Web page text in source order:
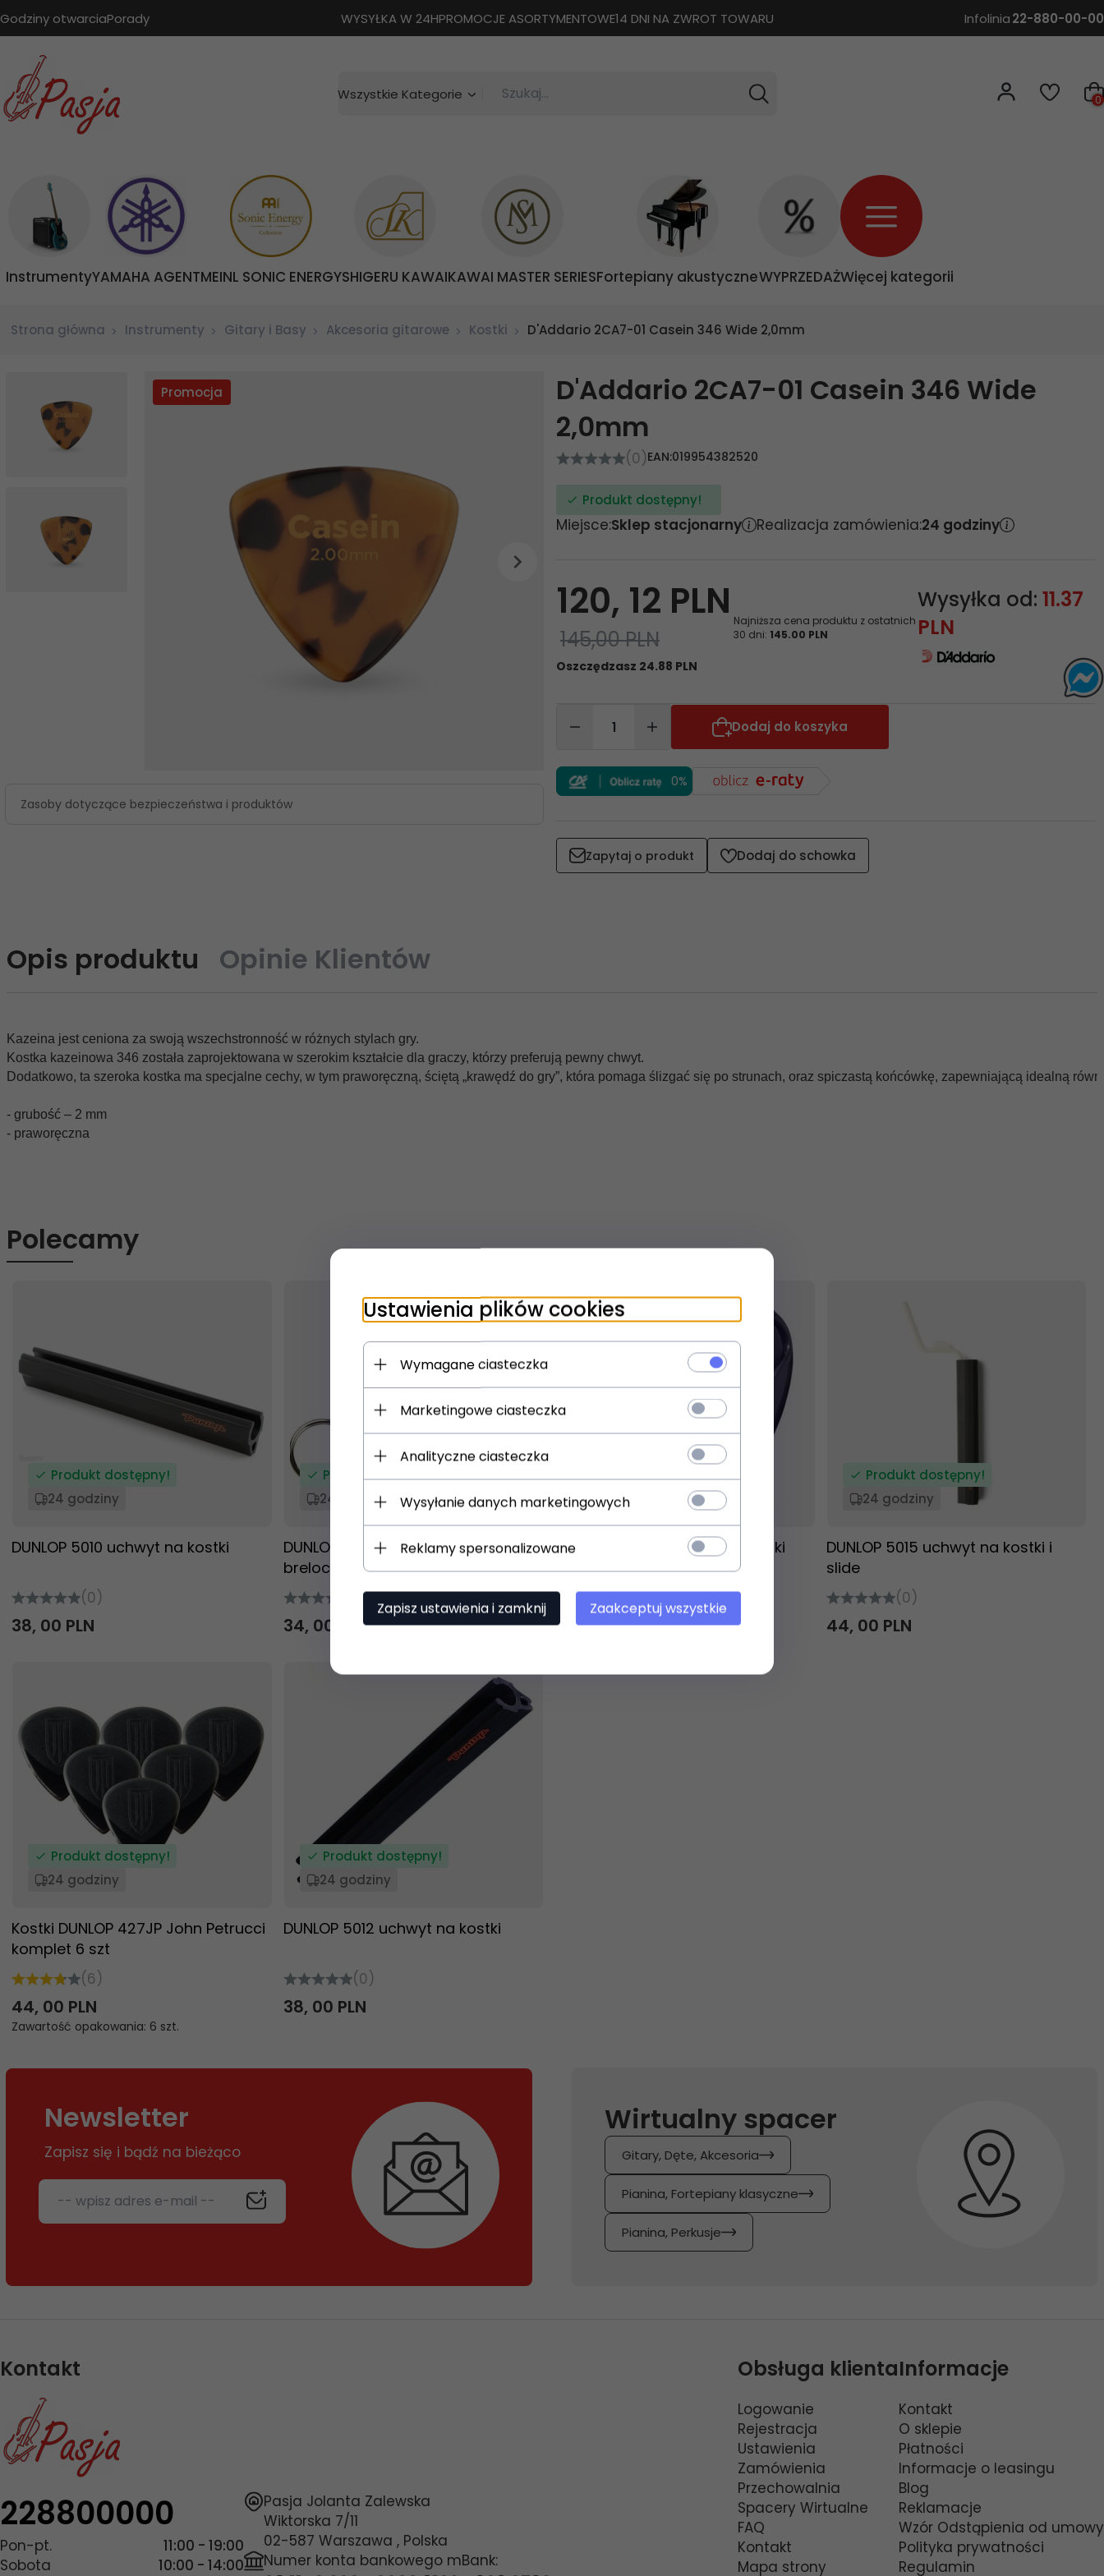
Godziny otwarciaPorady WYSYŁKA W 24HPROMOCJE ASORTYMENTOWE14 DNI NA ZWROT TOWARU Infolinia22-880-00-00
categories_searcher
Wszystkie Kategorie Szukaj... 0
InstrumentyYAMAHA AGENTMEINL SONIC ENERGYSHIGERU KAWAIKAWAI MASTER SERIESFortepiany akustyczneWYPRZEDAŻWięcej kategorii
Strona główna Instrumenty Gitary i Basy Akcesoria gitarowe Kostki D'Addario 2CA7-01 Casein 346 Wide 2,0mm
Promocja
Zasoby dotyczące bezpieczeństwa i produktów
D'Addario 2CA7-01 Casein 346 Wide
2,0mm
(0)EAN:019954382520
Produkt dostępny!
Miejsce:Sklep stacjonarny Realizacja zamówienia:24 godziny
120, 12 PLN
145,00 PLN
Oszczędzasz 24.88 PLN
Najniższa cena produktu z ostatnich
30 dni: 145.00 PLN
Wysyłka od: 11.37
PLN
Dodaj do koszyka
0%
Zapytaj o produkt Dodaj do schowka
Opis produktu Opinie Klientów
Kazeina jest ceniona za swoją wszechstronność w różnych stylach gry.
Kostka kazeinowa 346 została zaprojektowana w szerokim kształcie dla graczy, którzy preferują pewny chwyt.
- grubość – 2 mm
- praworęczna
Polecamy
Produkt dostępny!
24 godziny
DUNLOP 5010 uchwyt na kostki
(0)
38, 00 PLN
Produkt dostępny!
24 godziny
DUNLOP 5200 uchwyt na kostki
breloczek
(0)
34, 00 PLN
Produkt dostępny!
24 godziny
DUNLOP 5006J uchwyt na kostki
(0)
21, 00PLN
Produkt dostępny!
24 godziny
DUNLOP 5015 uchwyt na kostki i
slide
(0)
44, 00 PLN
Produkt dostępny!
24 godziny
Kostki DUNLOP 427JP John Petrucci
komplet 6 szt
(6)
44, 00 PLN
Zawartość opakowania: 6 szt.
Produkt dostępny!
24 godziny
DUNLOP 5012 uchwyt na kostki
(0)
38, 00 PLN
Newsletter
Zapisz się i bądź na bieżąco
-- wpisz adres e-mail --
Wirtualny spacer
Gitary, Dęte, Akcesoria
Pianina, Fortepiany klasyczne
Pianina, Perkusje
Kontakt
228800000
Pon-pt.
11:00 - 19:00
Sobota
10:00 - 14:00
Pasja Jolanta Zalewska
Wiktorska 7/11
02-587 Warszawa , Polska
Numer konta bankowego mBank:
Obsługa klienta
Logowanie
Rejestracja
Ustawienia
Zamówienia
Przechowalnia
Spacery Wirtualne
FAQ
Kontakt
Mapa strony
Informacje
Kontakt
O sklepie
Płatności
Informacje o leasingu
Blog
Reklamacje
Wzór Odstąpienia od umowy
Polityka prywatności
Regulamin
Ustawienia plików cookies
Wymagane ciasteczka
Marketingowe ciasteczka
Analityczne ciasteczka
Wysyłanie danych marketingowych
Reklamy spersonalizowane
Zapisz ustawienia i zamknij Zaakceptuj wszystkie